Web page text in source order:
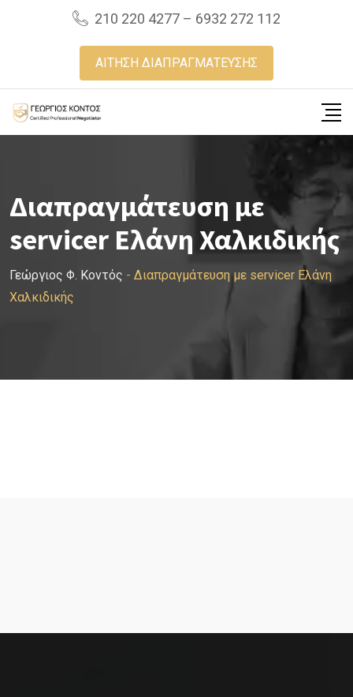
210 220 4277 – 6932 272 112
ΑΙΤΗΣΗ ΔΙΑΠΡΑΓΜΑΤΕΥΣΗΣ
Διαπραγμάτευση με
servicer Ελάνη Χαλκιδικής
Γεώργιος Φ. Κοντός - Διαπραγμάτευση με servicer Ελάνη
Χαλκιδικής